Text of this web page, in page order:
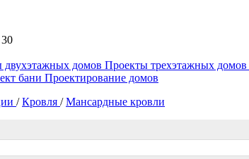
двухэтажных домов Проекты трехэтажных домов
бани Проектирование домов
/ Кровля / Мансардные кровли